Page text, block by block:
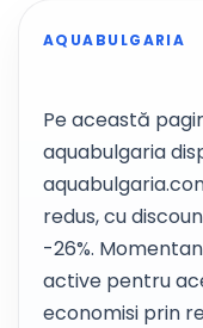
AQUABULGARIA
Pe această
aquabulgaria
redus, cu
-26%.
active pentru
economisi prin